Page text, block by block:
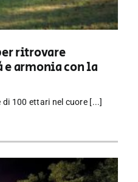
ritrovare
armonia con la
100 ettari nel cuore [...]